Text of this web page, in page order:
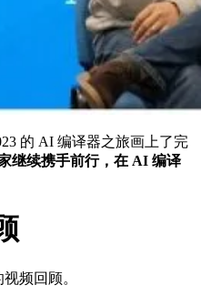
的 AI 编译器之旅画上了完
继续携手前行，在 AI 编译
频回顾。